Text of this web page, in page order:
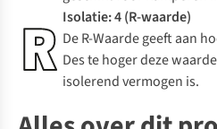
Isolatie: 4 (R-waarde)
De R-Waarde geeft aan
Des te hoger deze
isolerend vermogen is.